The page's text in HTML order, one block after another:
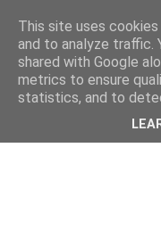
This site uses
and to analyze traffic.
shared with Google
metrics to ensure
statistics, and to